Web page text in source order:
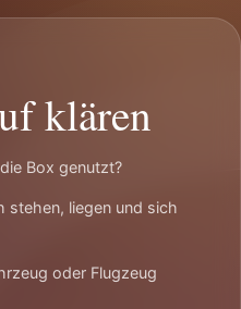
klären
Box genutzt?
stehen, liegen und sich
oder Flugzeug